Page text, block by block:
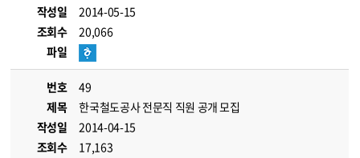
작성일
2014-05-15
조회수
20,066
파일
번호
49
제목
한국철도공사 전문직 직원 공개 모집
작성일
2014-04-15
조회수
17,163